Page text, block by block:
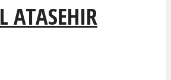
ATASEHIR